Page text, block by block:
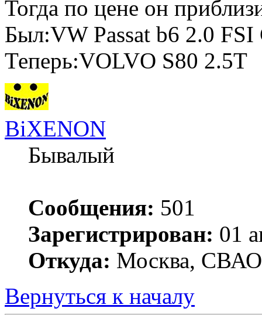
Тогда по цене он
Был:VW Passat b6 2.0
Теперь:VOLVO S80 2.5T
BiXENON
Бывалый
Сообщения: 501
Зарегистрирован: 01
Откуда: Москва, СВАО
Вернуться к началу